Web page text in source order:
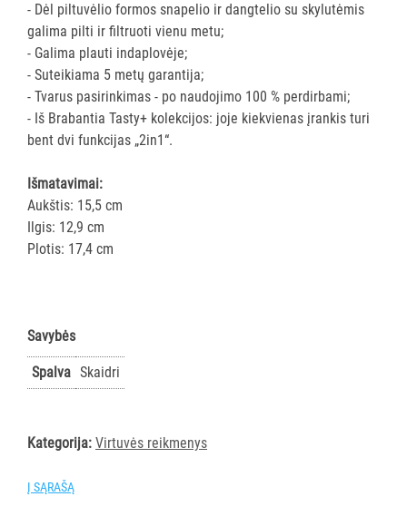
SLAUGOS
PREKĖS
KOSMETIKA
IR
AKSESUARAI
VIEŠBUČIAMS
ĮRANGA
MAISTO
PRAMONEI
GAMINIAI
LAIKIKLIAI
DOZATORIAI
BRITA
- Dėl piltuvėlio formos snapelio ir dangtelio su skylutėmis
galima pilti ir filtruoti vienu metu;
- Galima plauti indaplovėje;
- Suteikiama 5 metų garantija;
- Tvarus pasirinkimas - po naudojimo 100 % perdirbami;
- Iš Brabantia Tasty+ kolekcijos: joje kiekvienas įrankis turi
bent dvi funkcijas „2in1“.
Išmatavimai:
Aukštis: 15,5 cm
Ilgis: 12,9 cm
Plotis: 17,4 cm
Savybės
Spalva Skaidri
Kategorija: Virtuvės reikmenys
Į SĄRAŠĄ